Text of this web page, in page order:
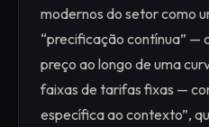
modernos do setor como
“precificação contínua” —
preço ao longo de uma
faixas de tarifas fixas —
específica ao contexto”,